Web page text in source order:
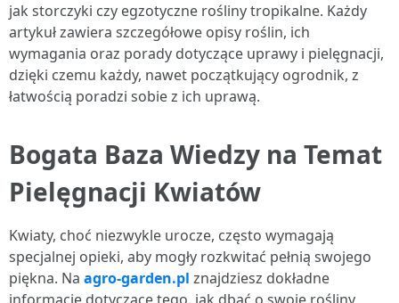
jak storczyki czy egzotyczne rośliny tropikalne. Każdy
artykuł zawiera szczegółowe opisy roślin, ich
wymagania oraz porady dotyczące uprawy i pielęgnacji,
dzięki czemu każdy, nawet początkujący ogrodnik, z
łatwością poradzi sobie z ich uprawą.
Bogata Baza Wiedzy na Temat
Pielęgnacji Kwiatów
Kwiaty, choć niezwykle urocze, często wymagają
specjalnej opieki, aby mogły rozkwitać pełnią swojego
piękna. Na agro-garden.pl znajdziesz dokładne